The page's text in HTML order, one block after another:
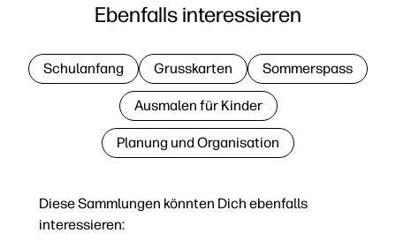
Diese Sammlungen könnten Dich ebenfalls
interessieren:
Ebenfalls interessieren
Schulanfang Grusskarten Sommerspass
Ausmalen für Kinder
Planung und Organisation